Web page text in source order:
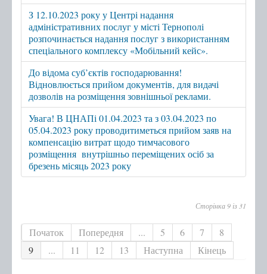
З 12.10.2023 року у Центрі надання
адміністративних послуг у місті Тернополі
розпочинається надання послуг з використанням
спеціального комплексу «Мобільний кейс».
До відома суб’єктів господарювання!
Відновлюється прийом документів, для видачі
дозволів на розміщення зовнішньої реклами.
Увага! В ЦНАПі 01.04.2023 та з 03.04.2023 по
05.04.2023 року проводитиметься прийом заяв на
компенсацію витрат щодо тимчасового
розміщення внутрішньо переміщених осіб за
брезень місяць 2023 року
Сторінка 9 із 31
Початок Попередня ... 5 6 7
8
9
... 11 12 13 Наступна Кінець